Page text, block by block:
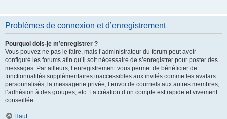
Problèmes de connexion et d’enregistrement
Pourquoi dois-je m’enregistrer ?
Vous pouvez ne pas le faire, mais l’administrateur du forum peut avoir
configuré les forums afin qu’il soit nécessaire de s’enregistrer pour poster des
messages. Par ailleurs, l’enregistrement vous permet de bénéficier de
fonctionnalités supplémentaires inaccessibles aux invités comme les avatars
personnalisés, la messagerie privée, l’envoi de courriels aux autres membres,
l’adhésion à des groupes, etc. La création d’un compte est rapide et vivement
conseillée.
Haut